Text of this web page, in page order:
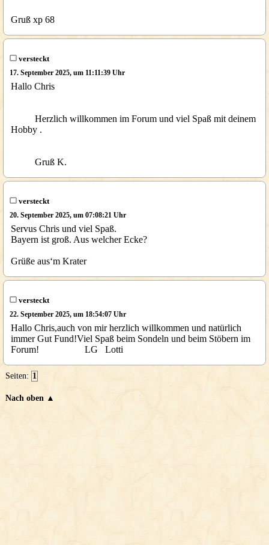
Gruß xp 68
versteckt
17. September 2025, um 11:11:39 Uhr
Hallo Chris
Herzlich willkommen im Forum und viel Spaß mit deinem
Hobby .
Gruß K.
versteckt
20. September 2025, um 07:08:21 Uhr
Servus Chris und viel Spaß.
Bayern ist groß. Aus welcher Ecke?
Grüße aus‘m Krater
versteckt
22. September 2025, um 18:54:07 Uhr
Hallo Chris,auch von mir herzlich willkommen und natürlich
immer Gut Fund!Viel Spaß beim Sondeln und beim Stöbern im
Forum! LG Lotti
Seiten: 1
Nach oben ▲